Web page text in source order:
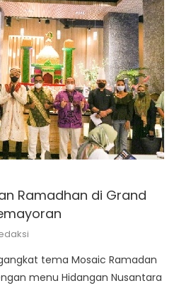
Ramadhan di Grand
tema Mosaic Ramadan
menu Hidangan Nusantara